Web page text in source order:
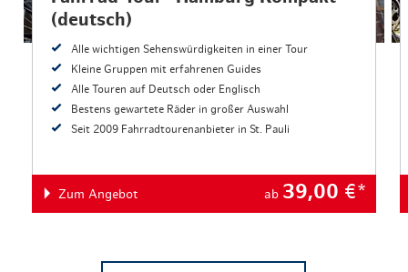
(deutsch)
Alle wichtigen Sehenswürdigkeiten in einer Tour
Kleine Gruppen mit erfahrenen Guides
Alle Touren auf Deutsch oder Englisch
Bestens gewartete Räder in großer Auswahl
Seit 2009 Fahrradtourenanbieter in St. Pauli
Zum Angebot ab 39,00 €*